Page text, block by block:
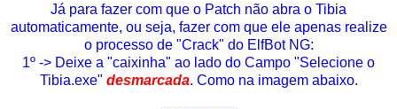
Já para fazer com que o Patch não abra o Tibia
automaticamente, ou seja, fazer com que ele apenas realize
o processo de "Crack" do ElfBot NG:
1º -> Deixe a "caixinha" ao lado do Campo "Selecione o
Tibia.exe" desmarcada. Como na imagem abaixo.